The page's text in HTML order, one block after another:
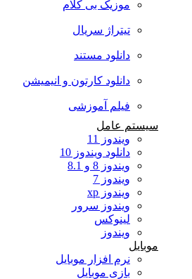
موزیک بی کلام
تیتراژ سریال
دانلود مستند
دانلود کارتون و انیمیشن
فیلم آموزشی
سیستم عامل
ویندوز 11
دانلود ویندوز 10
ویندوز 8 و 8.1
ویندوز 7
ویندوز xp
ویندوز سرور
لینوکس
ویندوز
موبایل
نرم افزار موبایل
بازی موبایل